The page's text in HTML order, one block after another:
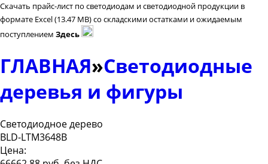
Скачать прайс-лист по светодиодам и светодиодной продукции в
формате Excel (13.47 MB) со складскими остатками и ожидаемым
поступлением Здесь
ГЛАВНАЯ»Светодиодные
деревья и фигуры
Светодиодное дерево
BLD-LTM3648B
Цена: